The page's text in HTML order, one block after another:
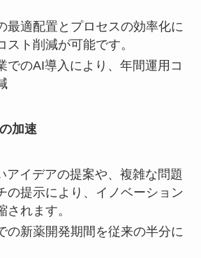
最適配置とプロセスの効率化に
スト削減が可能です。
でのAI導入により、年間運用コ
加速
アイデアの提案や、複雑な問題
の提示により、イノベーション
れます。
の新薬開発期間を従来の半分に